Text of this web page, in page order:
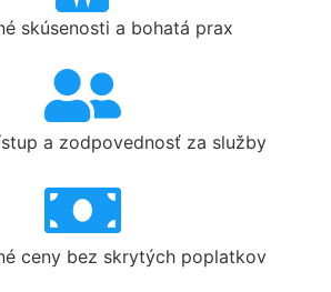
skúsenosti a bohatá prax
a zodpovednosť za služby
ceny bez skrytých poplatkov